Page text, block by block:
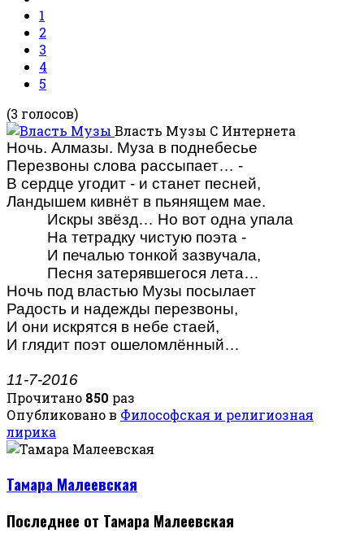
1
2
3
4
5
(3 голосов)
Власть Музы С Интернета
Ночь. Алмазы. Муза в поднебесье
Перезвоны слова рассыпает… -
В сердце угодит - и станет песней,
Ландышем кивнёт в пьянящем мае.
Искры звёзд… Но вот одна упала
На тетрадку чистую поэта -
И печалью тонкой зазвучала,
Песня затерявшегося лета…
Ночь под властью Музы посылает
Радость и надежды перезвоны,
И они искрятся в небе стаей,
И глядит поэт ошеломлённый…
11-7-2016
Прочитано 850 раз
Опубликовано в Философская и религиозная
лирика
Тамара Малеевская
Последнее от Тамара Малеевская